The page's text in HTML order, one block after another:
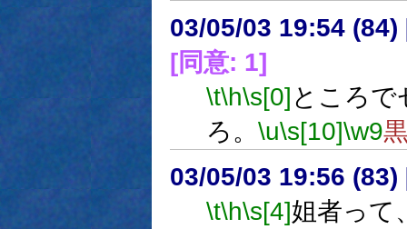
03/05/03 19:54 (84)
[同意: 1]
\t\h\s[0] ところ
ろ。 \u\s[10]\w9
03/05/03 19:56 (83)
\t\h\s[4]姐者って